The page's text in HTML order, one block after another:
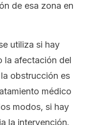
de esa zona en
utiliza si hay
la afectación del
obstrucción es
médico
modos, si hay
la intervención.